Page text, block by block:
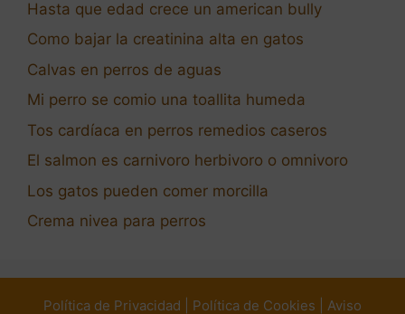
Hasta que edad crece un american bully
Como bajar la creatinina alta en gatos
Calvas en perros de aguas
Mi perro se comio una toallita humeda
Tos cardíaca en perros remedios caseros
El salmon es carnivoro herbivoro o omnivoro
Los gatos pueden comer morcilla
Crema nivea para perros
Política de Privacidad Política de Cookies Aviso